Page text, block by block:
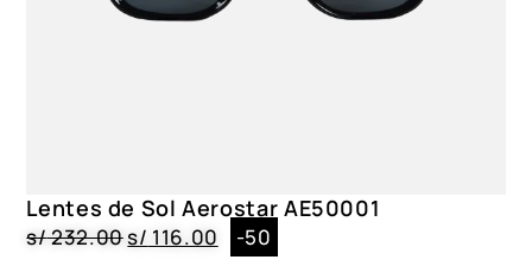
Lentes de Sol Aerostar AE50001
s/232.00s/ 116.00 -50